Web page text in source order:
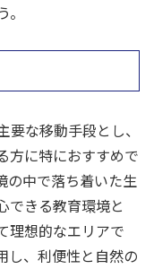
な移動手段とし、
方に特におすすめで
の中で落ち着いた生
できる教育環境と
理想的なエリアで
し、利便性と自然の